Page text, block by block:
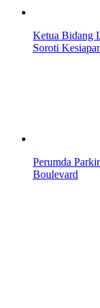
Ketua Bidang
Soroti
Perumda
Boulevard